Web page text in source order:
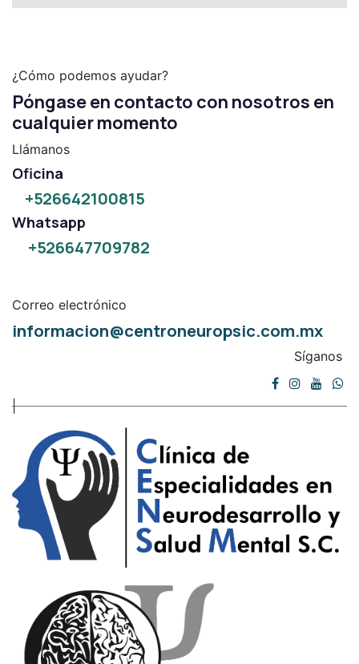
¿Cómo podemos ayudar?
Póngase en contacto con nosotros en
cualquier momento
Llámanos
Oficina
+526642100815
Whatsapp
+526647709782
Correo electrónico
informacion@centroneuropsic.com.mx
Síganos
|